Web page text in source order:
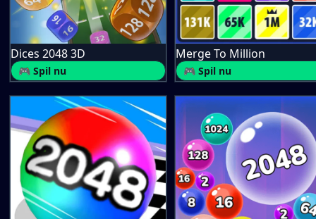
Dices 2048 3D
🎮 Spil nu
Merge To Million
🎮 Spil nu